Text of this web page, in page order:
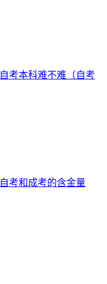
自考本科难不难（自考
自考和成考的含金量